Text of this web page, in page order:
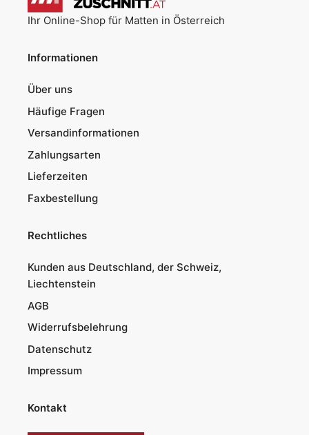
Ihr Online-Shop für Matten in Österreich
Informationen
Über uns
Häufige Fragen
Versandinformationen
Zahlungsarten
Lieferzeiten
Faxbestellung
Rechtliches
Kunden aus Deutschland, der Schweiz,
Liechtenstein
AGB
Widerrufsbelehrung
Datenschutz
Impressum
Kontakt